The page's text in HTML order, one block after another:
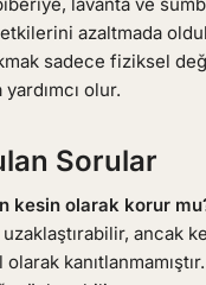
azaltmada
sadece fiziksel
olur.
Sorular
kesin olarak korur
ancak
olarak